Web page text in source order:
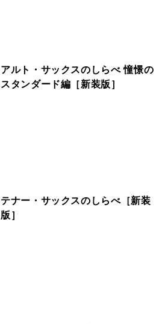
アルト・サックスのしらべ 憧憬の
スタンダード編［新装版］
テナー・サックスのしらべ［新装
版］